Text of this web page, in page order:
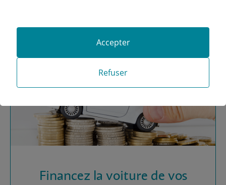
Obtenez vos devis MAAF
Financez la voiture de vos
Refuser
Accepter